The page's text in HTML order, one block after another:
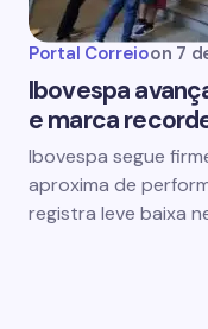
Portal Correioon 7
Ibovespa
e marca
Ibovespa segue
aproxima de
registra leve baixa